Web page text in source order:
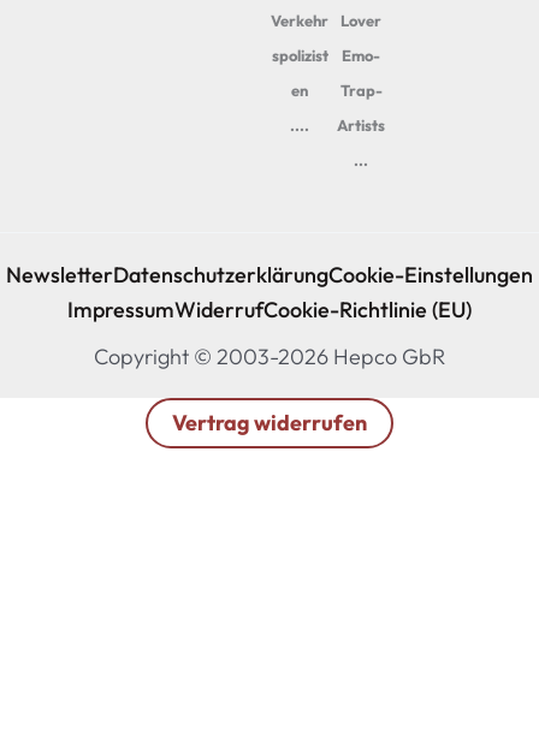
Verkehr
spolizist
en
....
Lover
Emo-
Trap-
Artists
...
NewsletterDatenschutzerklärungCookie-Einstellungen
ImpressumWiderrufCookie-Richtlinie (EU)
Copyright © 2003-2026 Hepco GbR
Vertrag widerrufen